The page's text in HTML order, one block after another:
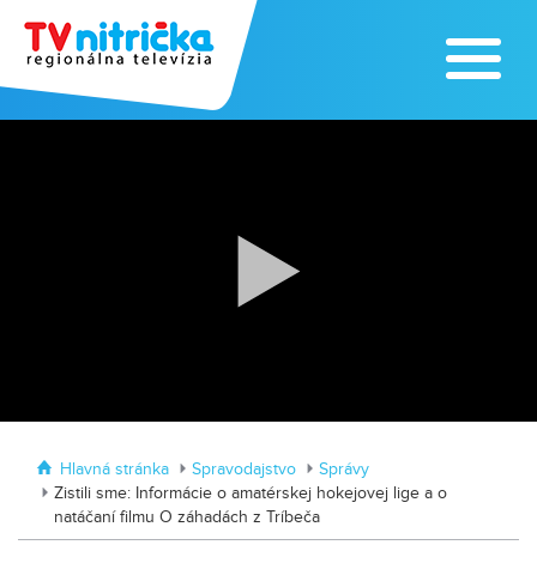
Traktormánia 2025 s pozvánkou
Hlavná stránka Spravodajstvo
Správy
Zistili sme: Informácie o amatérskej hokejovej lige a o
natáčaní filmu O záhadách z Tríbeča